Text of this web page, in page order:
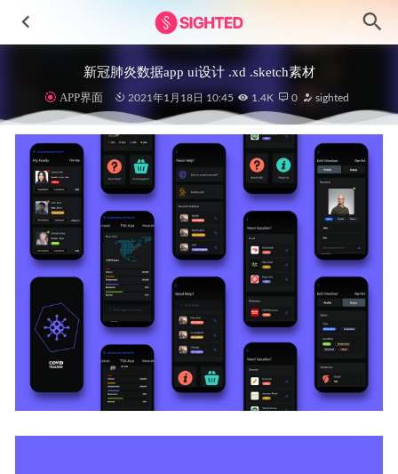
新冠肺炎数据app ui设计 .xd .sketch素材
APP界面 2021年1月18日 10:45 1.4K 0 sighted
VPN服务app ui设计 .fig .xd素材
2022-01-09
深色暗黑风格音乐app ui .fig素材
2021-01-06
Boldo 信息服务商网站模板 .fig素材
2022-03-17
Halloween圣诞节图标设计素材
2023-08-01
Empty State空状态插画设计 .fig素材
2022-04-04